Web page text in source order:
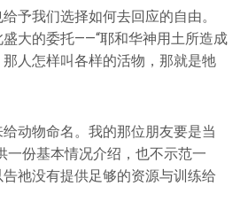
予我们选择如何去回应的自由。
大的委托——“耶和华神用土所造成
人怎样叫各样的活物，那就是牠
动物命名。我的那位朋友要是当
一份基本情况介绍，也不示范一
祂没有提供足够的资源与训练给